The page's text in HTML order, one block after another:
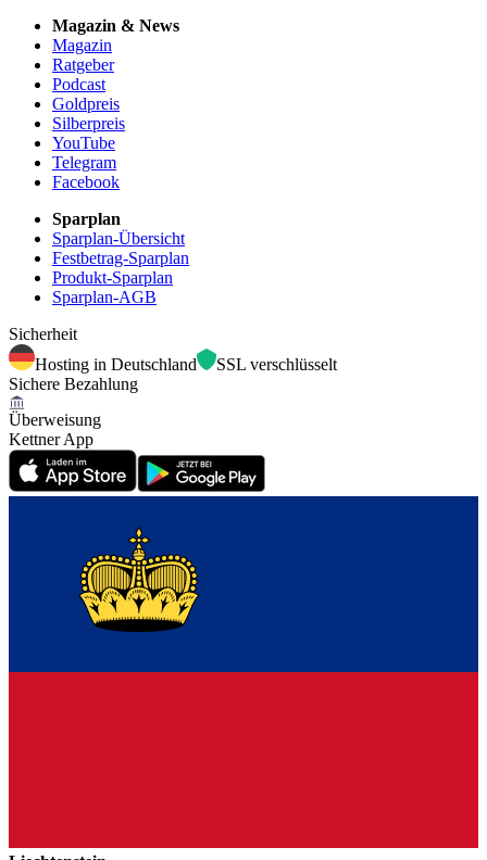
Magazin & News
Magazin
Ratgeber
Podcast
Goldpreis
Silberpreis
YouTube
Telegram
Facebook
Sparplan
Sparplan-Übersicht
Festbetrag-Sparplan
Produkt-Sparplan
Sparplan-AGB
Sicherheit
Hosting in Deutschland
SSL verschlüsselt
Sichere Bezahlung
Überweisung
Kettner App